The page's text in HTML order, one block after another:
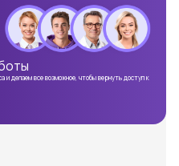
и делаем все возможное, чтобы вернуть доступ к